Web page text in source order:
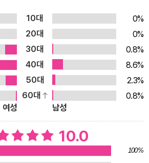
다. 어쩌면 그동안 우리가 물을 보다 통합
인지도 모르겠습니다. 이 책에서는 과학,
이르기까지 다방면에 스며 있는 물 이야
맞춰 들려줍니다. 물에 대해 더 넓게 더
중함에 대해서도 다시 한번 생각하게 되
물 없이 못 산다는 사실은 누구나 알고 있
가 쓰는 모든 물건에 물이 숨어 있다는
것입니다. 요즘 사람들이 가장 많이 쓰
도 원료를 채굴할 때부터, 그 원료를 가
10대
0%
20대
0%
30대
0.8%
40대
8.6%
50대
2.3%
60대
0.8%
여성
남성
10.0
100%